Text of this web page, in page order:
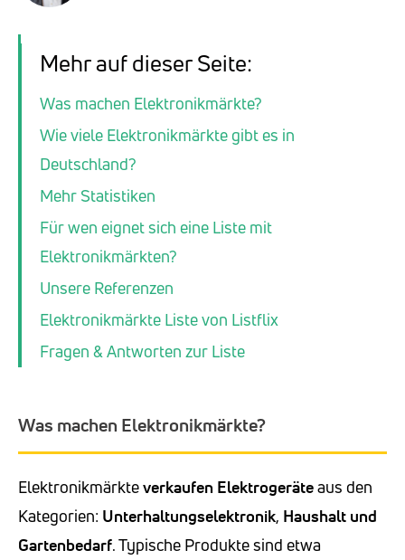
Mehr auf dieser Seite:
Was machen Elektronikmärkte?
Wie viele Elektronikmärkte gibt es in
Deutschland?
Mehr Statistiken
Für wen eignet sich eine Liste mit
Elektronikmärkten?
Unsere Referenzen
Elektronikmärkte Liste von Listflix
Fragen & Antworten zur Liste
Was machen Elektronikmärkte?
Elektronikmärkteverkaufen Elektrogeräteaus den
Kategorien: Unterhaltungselektronik, Haushalt und
Gartenbedarf. Typische Produkte sind etwa